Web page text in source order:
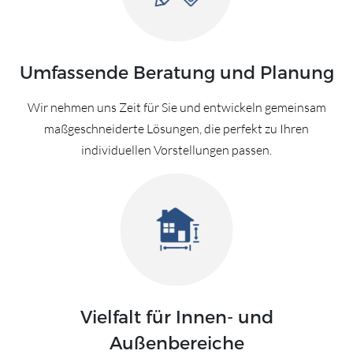
Umfassende Beratung und Planung
Wir nehmen uns Zeit für Sie und entwickeln gemeinsam
maßgeschneiderte Lösungen, die perfekt zu Ihren
individuellen Vorstellungen passen.
Vielfalt für Innen- und
Außenbereiche